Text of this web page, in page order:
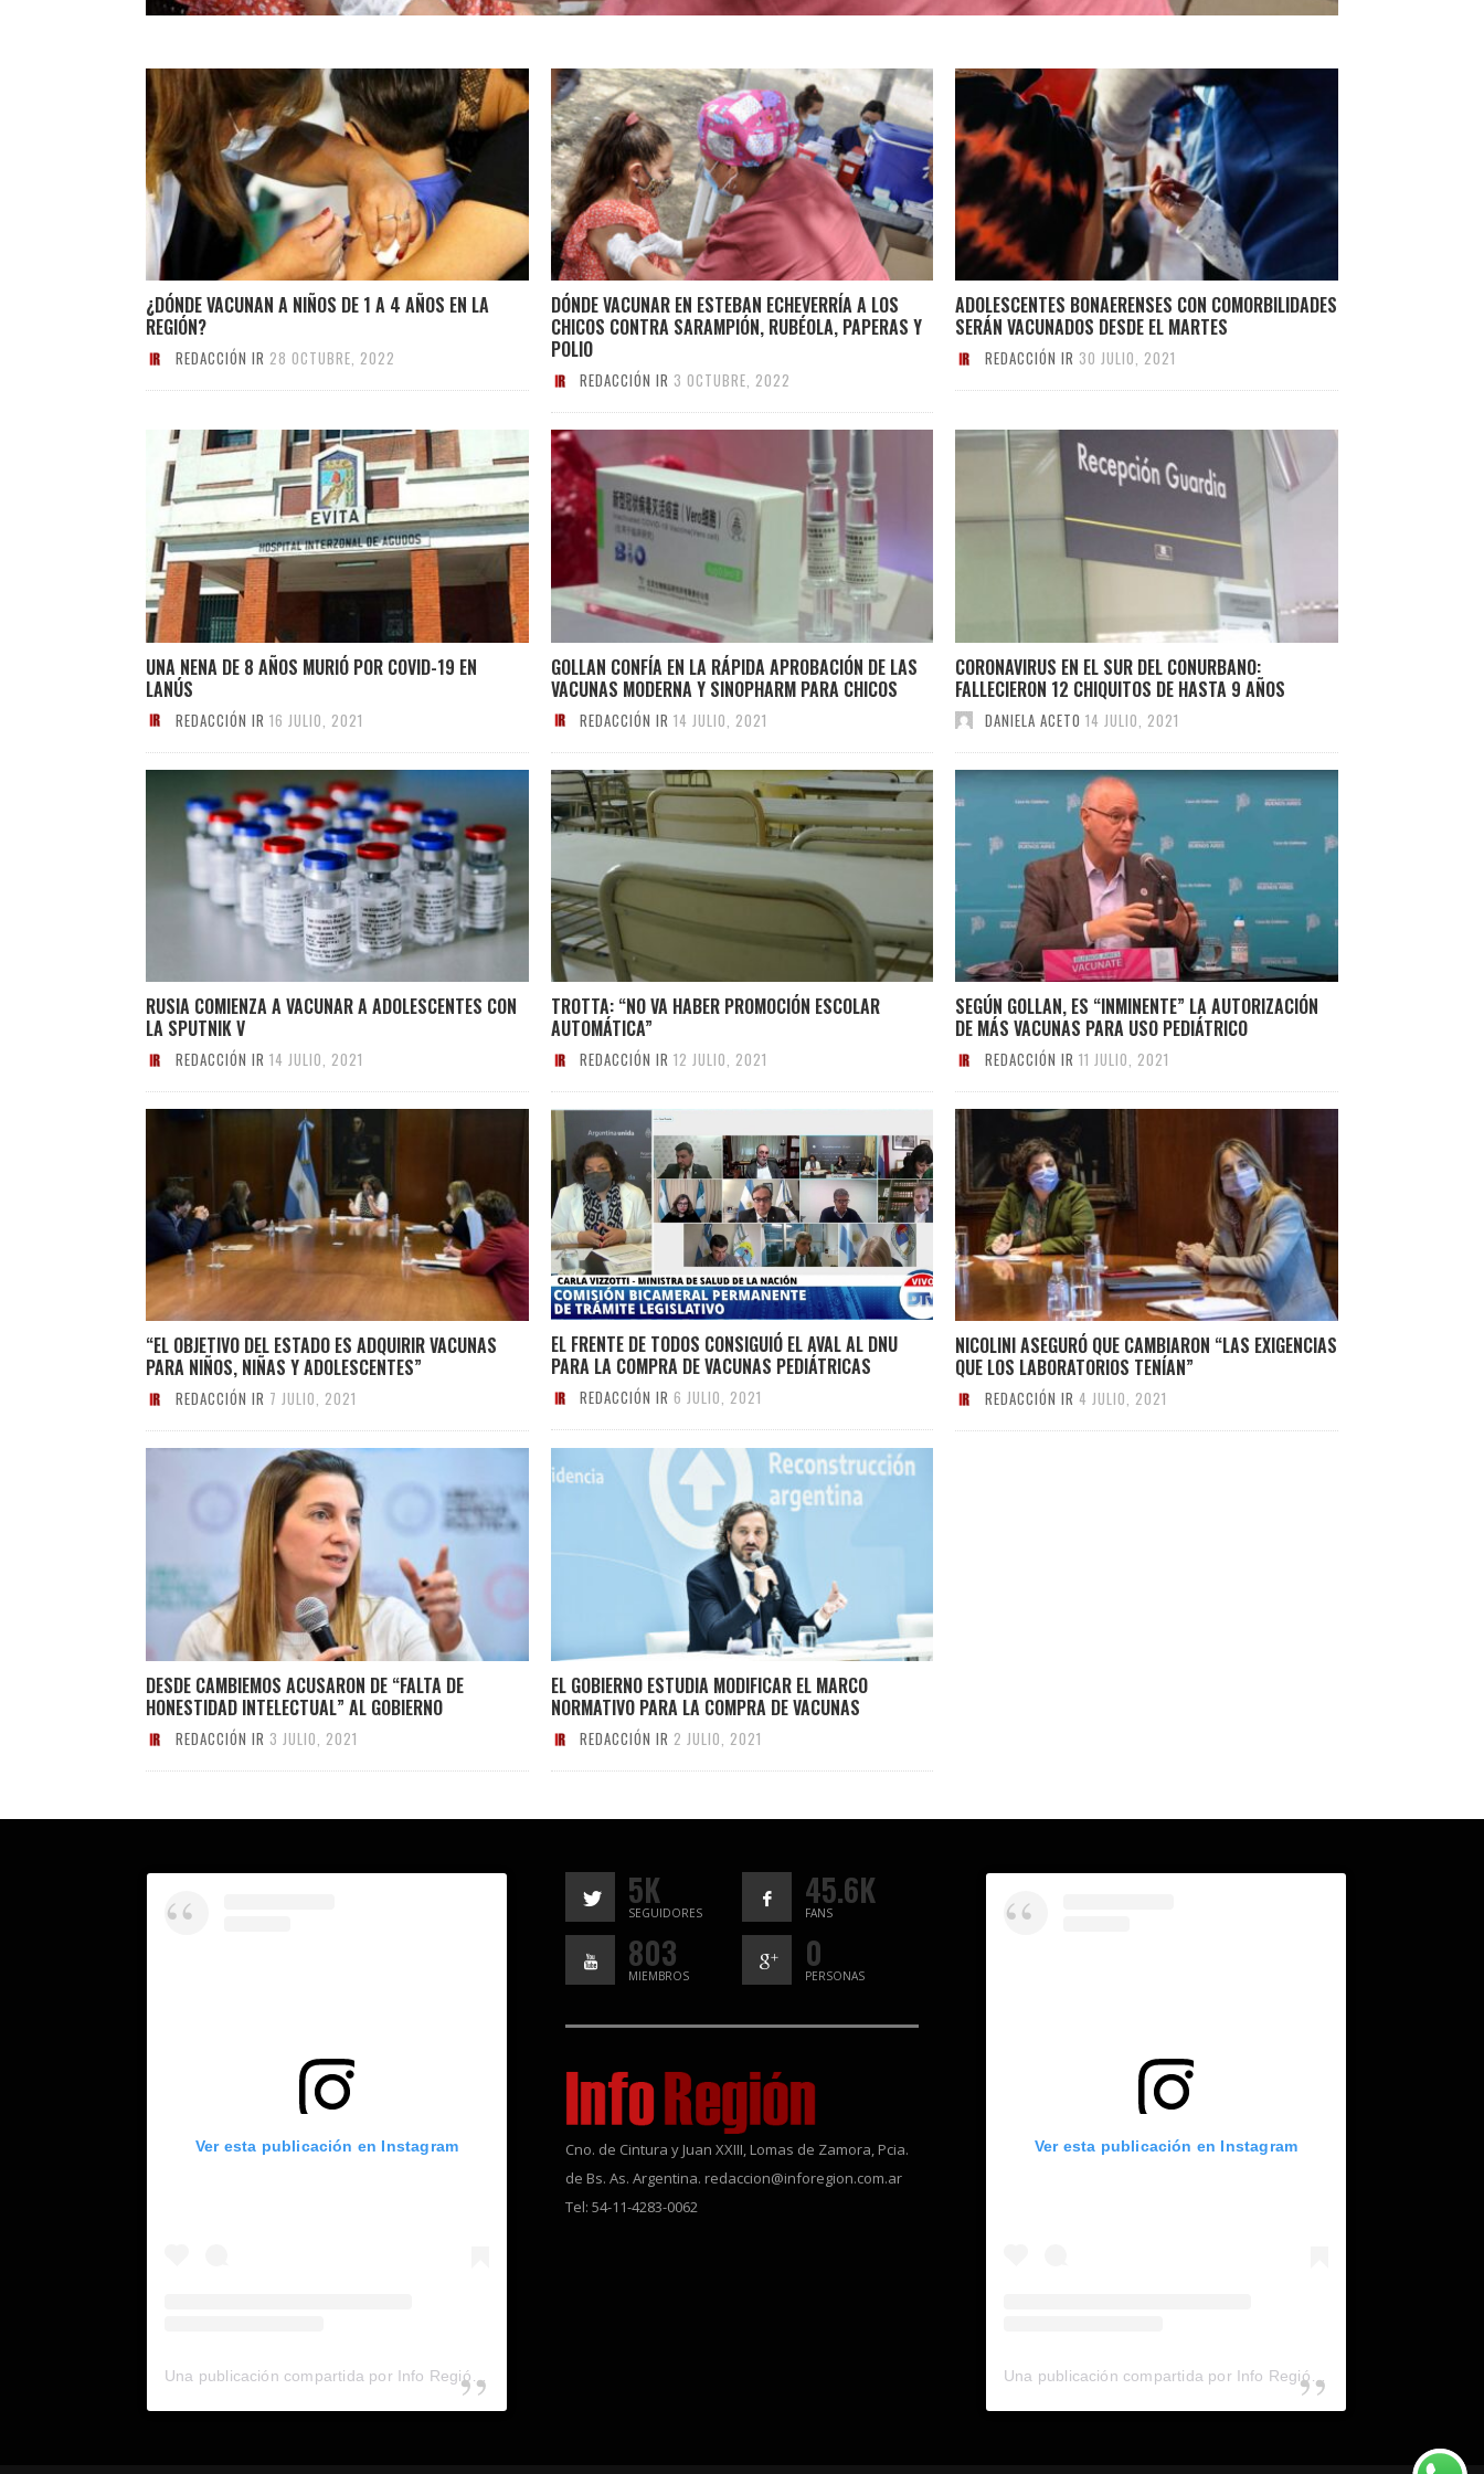
¿DÓNDE VACUNAN A NIÑOS DE 1 A 4 AÑOS EN LA
REGIÓN?
REDACCIÓN IR 28 OCTUBRE, 2022
DÓNDE VACUNAR EN ESTEBAN ECHEVERRÍA A LOS
CHICOS CONTRA SARAMPIÓN, RUBÉOLA, PAPERAS Y
POLIO
REDACCIÓN IR 3 OCTUBRE, 2022
ADOLESCENTES BONAERENSES CON COMORBILIDADES
SERÁN VACUNADOS DESDE EL MARTES
REDACCIÓN IR 30 JULIO, 2021
UNA NENA DE 8 AÑOS MURIÓ POR COVID-19 EN
LANÚS
REDACCIÓN IR 16 JULIO, 2021
GOLLAN CONFÍA EN LA RÁPIDA APROBACIÓN DE LAS
VACUNAS MODERNA Y SINOPHARM PARA CHICOS
REDACCIÓN IR 14 JULIO, 2021
CORONAVIRUS EN EL SUR DEL CONURBANO:
FALLECIERON 12 CHIQUITOS DE HASTA 9 AÑOS
DANIELA ACETO 14 JULIO, 2021
RUSIA COMIENZA A VACUNAR A ADOLESCENTES CON
LA SPUTNIK V
REDACCIÓN IR 14 JULIO, 2021
TROTTA: “NO VA HABER PROMOCIÓN ESCOLAR
AUTOMÁTICA”
REDACCIÓN IR 12 JULIO, 2021
SEGÚN GOLLAN, ES “INMINENTE” LA AUTORIZACIÓN
DE MÁS VACUNAS PARA USO PEDIÁTRICO
REDACCIÓN IR 11 JULIO, 2021
“EL OBJETIVO DEL ESTADO ES ADQUIRIR VACUNAS
PARA NIÑOS, NIÑAS Y ADOLESCENTES”
REDACCIÓN IR 7 JULIO, 2021
EL FRENTE DE TODOS CONSIGUIÓ EL AVAL AL DNU
PARA LA COMPRA DE VACUNAS PEDIÁTRICAS
REDACCIÓN IR 6 JULIO, 2021
NICOLINI ASEGURÓ QUE CAMBIARON “LAS EXIGENCIAS
QUE LOS LABORATORIOS TENÍAN”
REDACCIÓN IR 4 JULIO, 2021
DESDE CAMBIEMOS ACUSARON DE “FALTA DE
HONESTIDAD INTELECTUAL” AL GOBIERNO
REDACCIÓN IR 3 JULIO, 2021
EL GOBIERNO ESTUDIA MODIFICAR EL MARCO
NORMATIVO PARA LA COMPRA DE VACUNAS
REDACCIÓN IR 2 JULIO, 2021
Ver esta publicación en Instagram
5K
SEGUIDORES
45.6K
FANS
803
MIEMBROS
0
PERSONAS
Cno. de Cintura y Juan XXIII, Lomas de Zamora, Pcia.
de Bs. As. Argentina. redaccion@inforegion.com.ar
Tel: 54-11-4283-0062
Ver esta publicación en Instagram